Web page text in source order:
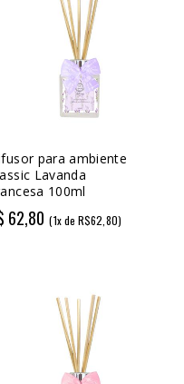
para ambiente
Lavanda
100ml
62,80 (1x de R$62,80)